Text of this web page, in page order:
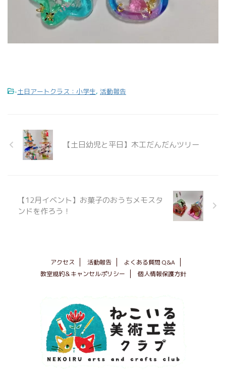
-土日アートクラス：小学生, 活動報告
【土日幼児と平日】木工だんだんツリー
【12月イベント】お菓子のおうちメモスタ
ンドを作ろう！
アクセス 活動報告
よくある質問 Q&A
教室規約＆キャンセルポリシー
個人情報保護方針